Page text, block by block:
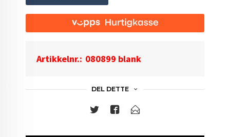
Artikkelnr.: 080899 blank
DEL DETTE